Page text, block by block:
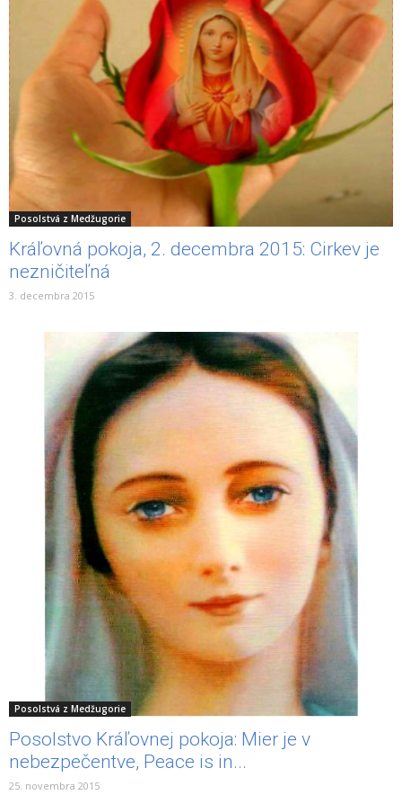
Posolstvá z Medžugorie
Kráľovná pokoja, 2. decembra 2015: Cirkev je
nezničiteľná
3. decembra 2015
Posolstvá z Medžugorie
Posolstvo Kráľovnej pokoja: Mier je v
nebezpečentve, Peace is in...
25. novembra 2015